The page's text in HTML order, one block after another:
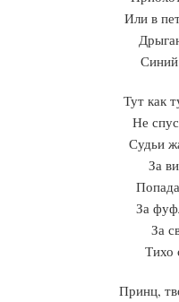
Или в
Синий
Тут как
Не
Судьи
За
За
За
Тихо
Принц,